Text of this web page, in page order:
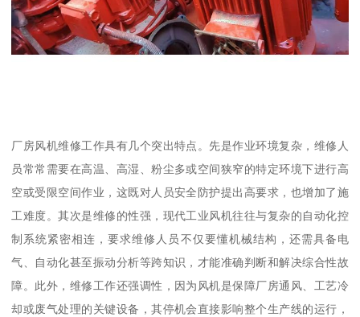
厂房风机维修工作具有几个突出特点。先是作业环境复杂，维修人
员常常需要在高温、高湿、粉尘多或空间狭窄的特定环境下进行高
空或受限空间作业，这既对人员安全防护提出高要求，也增加了施
工难度。其次是维修的性强，现代工业风机往往与复杂的自动化控
制系统紧密相连，要求维修人员不仅要懂机械结构，还需具备电
气、自动化甚至振动分析等跨知识，才能准确判断和解决综合性故
障。此外，维修工作还强调性，因为风机是保障厂房通风、工艺冷
却或废气处理的关键设备，其停机会直接影响整个生产线的运行，